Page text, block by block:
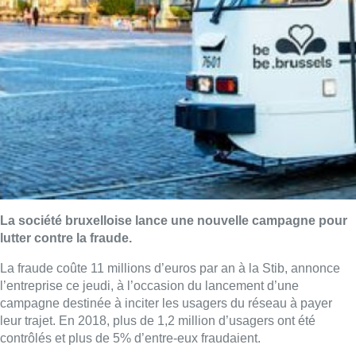
La société bruxelloise lance une nouvelle campagne pour
lutter contre la fraude.
La fraude coûte 11 millions d’euros par an à la Stib, annonce
l’entreprise ce jeudi, à l’occasion du lancement d’une
campagne destinée à inciter les usagers du réseau à payer
leur trajet. En 2018, plus de 1,2 million d’usagers ont été
contrôlés et plus de 5% d’entre-eux fraudaient.